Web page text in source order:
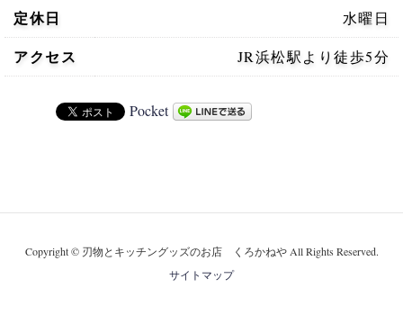
定休日 水曜日
アクセス JR浜松駅より 徒歩5分
Pocket
Copyright © 刃物とキッチングッズのお店 くろかねや All Rights Reserved.
サイトマップ